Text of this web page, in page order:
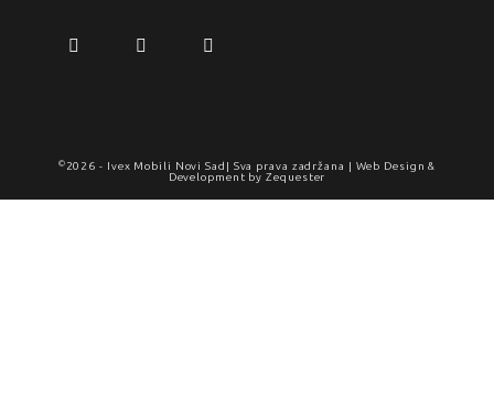
© 2026 - Ivex Mobili Novi Sad
| Sva prava zadržana | Web Design &
Development byZequester